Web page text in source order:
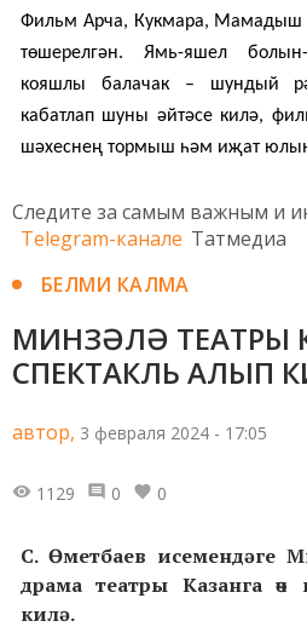
Фильм Арча, Кукмара, Мамадыш
төшерелгән. Ямь-яшел
кояшлы балачак – шундый
кабатлап шуны әйтәсе килә,
шәхеснең тормыш һәм иҗат
Следите за самым важным и
Telegram-канале Татмедиа
БЕЛМИ КАЛМА
МИНЗӘЛӘ ТЕАТРЫ
СПЕКТАКЛЬ АЛЫП
автор, 3 февраля 2024 - 17:05
1129 0 0
С. Өметбаев исемендәге
драма театры Казанга өч
килә.